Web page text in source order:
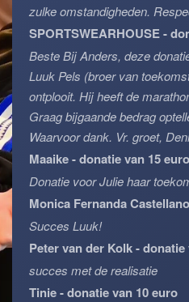
zulke omstandigheden.
SPORTSWEARHOUSE -
Beste Bij Anders, deze
Luuk Pels (broer van
ontplooit. Hij heeft de
Graag bijgaande bedrag
Waarvoor dank. Vr. groet,
Maaike - donatie van 15 euro
Donatie voor Julie haar
Monica Fernanda
Succes Luuk!
Peter van der Kolk - donatie
succes met de realisatie
Tinie - donatie van 10 euro